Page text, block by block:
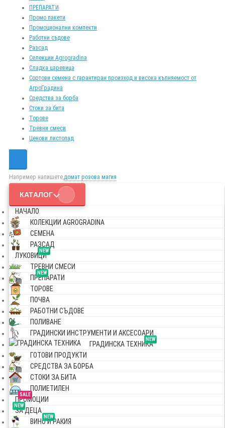
ПРЕПАРАТИ
Промо пакети
Промоционални компекти
Работни съдове
Разсад
Селекции Agrogradina
Сладка царевица
Сортови семена с гарантиран произход и висока кълняемост от
АгроГрадина
Средства за борба
Стоки за бита
Торове
Тревни смеси
Ценови листопад
Например напишете,домат розова магия
КАТАЛОГ
НАЧАЛО
КОЛЕКЦИИ AGROGRADINA
СЕМЕНА
РАЗСАД
NEW
ЛУКОВИЦИ
ТРЕВНИ СМЕСИ
NEW
ПРЕПАРАТИ
ТОРОВЕ
ПОЧВА
РАБОТНИ СЪДОВЕ
ПОЛИВАНЕ
ГРАДИНСКИ ИНСТРУМЕНТИ И АКСЕСОАРИ
NEW
ГРАДИНСКА ТЕХНИКА
ГОТОВИ ПРОДУКТИ
СРЕДСТВА ЗА БОРБА
СТОКИ ЗА БИТА
ПОЛИЕТИЛЕН
SALE
ПРОМОЦИИ
NEW
ЗА ДЕЦА
NEW
ВИНО И РАКИЯ